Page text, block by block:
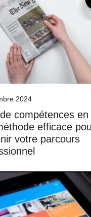
2024
compétences en
efficace
votre parcours